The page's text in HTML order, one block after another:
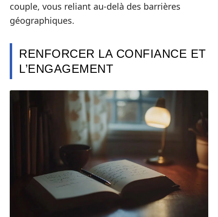
couple, vous reliant au-delà des barrières
géographiques.
RENFORCER LA CONFIANCE ET
L’ENGAGEMENT